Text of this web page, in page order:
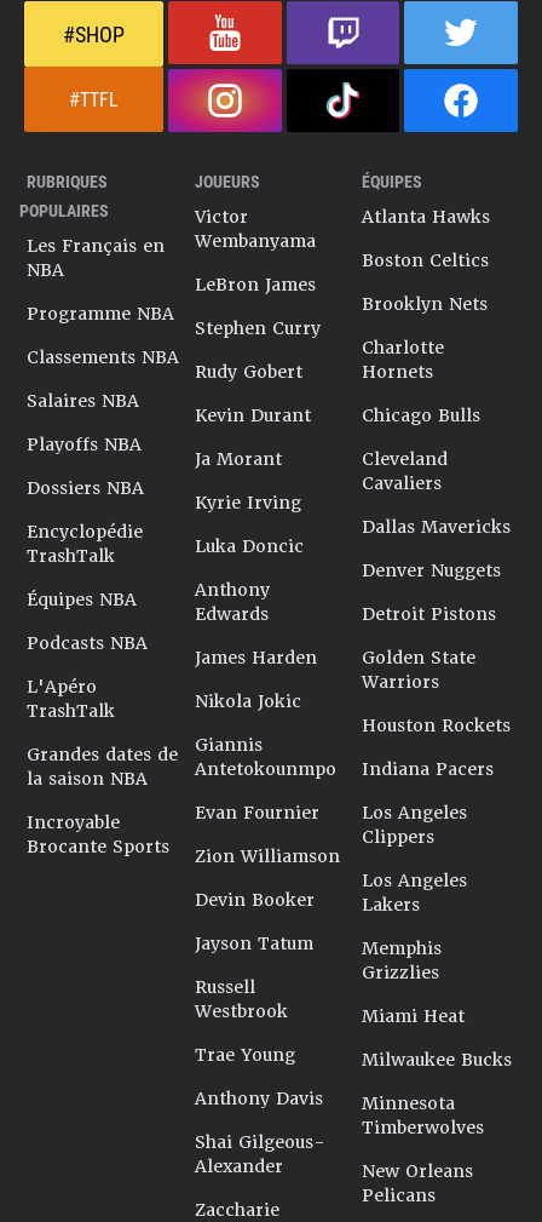
#SHOP
#TTFL
RUBRIQUES
POPULAIRES
Les Français en
NBA
Programme NBA
Classements NBA
Salaires NBA
Playoffs NBA
Dossiers NBA
Encyclopédie
TrashTalk
Équipes NBA
Podcasts NBA
L'Apéro
TrashTalk
Grandes dates de
la saison NBA
Incroyable
Brocante Sports
JOUEURS
Victor
Wembanyama
LeBron James
Stephen Curry
Rudy Gobert
Kevin Durant
Ja Morant
Kyrie Irving
Luka Doncic
Anthony
Edwards
James Harden
Nikola Jokic
Giannis
Antetokounmpo
Evan Fournier
Zion Williamson
Devin Booker
Jayson Tatum
Russell
Westbrook
Trae Young
Anthony Davis
Shai Gilgeous-
Alexander
Zaccharie
ÉQUIPES
Atlanta Hawks
Boston Celtics
Brooklyn Nets
Charlotte
Hornets
Chicago Bulls
Cleveland
Cavaliers
Dallas Mavericks
Denver Nuggets
Detroit Pistons
Golden State
Warriors
Houston Rockets
Indiana Pacers
Los Angeles
Clippers
Los Angeles
Lakers
Memphis
Grizzlies
Miami Heat
Milwaukee Bucks
Minnesota
Timberwolves
New Orleans
Pelicans